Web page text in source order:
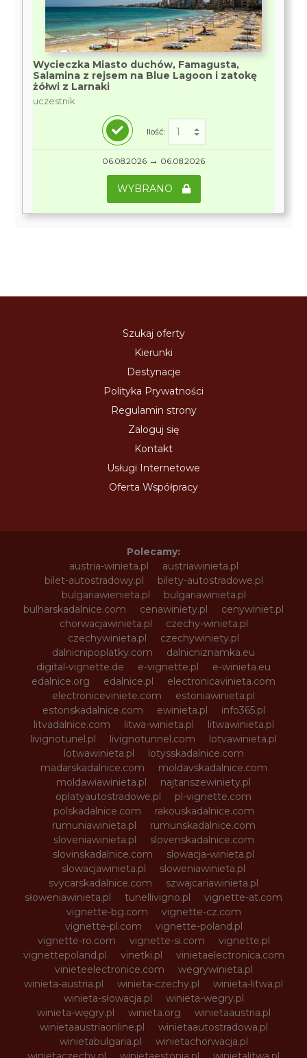
Wycieczka Miasto duchów, Famagusta,
Salamina z rejsem na Blue Lagoon i zatokę
żółwi z Larnaki
uczestnik
Ilość:
06.08.2026 → 06.08.2026
WYBRANO
Szukaj oferty
Kierunki
Destynacje
Polityka Prywatności
Regulamin strony
Zaloguj się
Kontakt
Usługi Internetowe
Oferta Współpracy
Polecamy:
austria-winieta.pl
austriawinieta.pl
bilet-autostradowy.pl
bilety-autostradowe.pl
bulgariawienieta.pl
bulgariawinieta.pl
bulharskadalnice.com
cenawiniety.pl
cenywiniet.pl
chorwacjawinieta.pl
czechy-winieta.pl
czechywinieta.pl
czechywiniety.pl
dalnicnipoplatky.com
dalnicniznamka.eu
digital-vignette.de
e-vignette.pl
e-winieta.eu
edalnice.org
edalnice.pl
electronicavinieta.com
electroniceviniete.com
estoniawinieta.pl
estonskadalnice.com
ewinieta.pl
info365.pl
litvadalnice.com
litwa-winieta.pl
litwawinieta.pl
livignotunel.pl
livignotunnel.com
lotvawinieta.pl
lotwawinieta.pl
lotysskadalnice.com
madarskadalnice.com
moldavskadalnice.com
moldawiawinieta.pl
najtanszewiniety.pl
oplatyautostradowe.pl
pl-vignette.com
polskadalnice.com
rakouskadalnice.com
rumuniawinieta.pl
rumunskadalnice.com
sloveniawinieta.pl
slovenskadalnice.com
slovinskadalnice.com
slowacja-winieta.pl
slowacjawinieta.pl
sloweniawinieta.pl
svycarskadalnice.com
szwajcariawinieta.pl
słoweniawinieta.pl
tunellivigno.pl
vignette-at.com
vignette-bg.com
vignette-cz.com
vignette-pl.com
vignette-poland.pl
vignette-ro.com
vignette-si.com
vignette.pl
vignettepoland.pl
vinetki.pl
vinietaelectronica.com
vinieteelectronice.com
wegrywinieta.pl
winieta-austria.pl
winieta-czechy.pl
winieta-litwa.pl
winieta-słowacja.pl
winieta-wegry.pl
winieta-węgry.pl
winieta.org
winietaaustria.pl
winietaaustriaonline.pl
winietaautostradowa.pl
winietabulgaria.pl
winietachorwacja.pl